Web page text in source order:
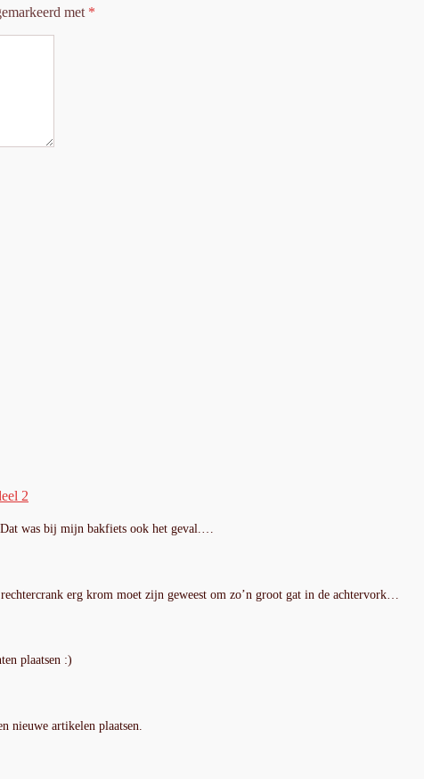
met *
2
was bij mijn bakfiets ook het geval.…
erg krom moet zijn geweest om zo’n groot gat in de achtervork…
plaatsen :)
nieuwe artikelen plaatsen.